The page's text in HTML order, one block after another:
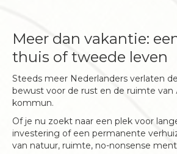
Meer dan vakantie:
thuis of tweede leven
Steeds meer Nederlanders verlaten
bewust voor de rust en de ruimte van
kommun.
Of je nu zoekt naar een plek voor
investering of een permanente
van natuur, ruimte, no-nonsense